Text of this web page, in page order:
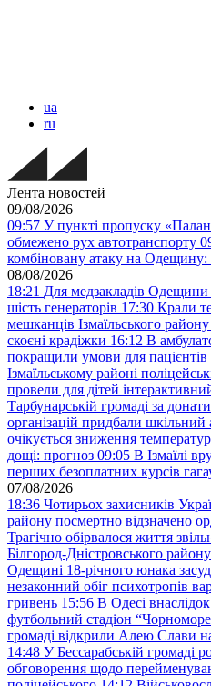
ua
ru
Лента новостей
09/08/2026
09:57 У пункті пропуску
обмежено рух автотранспорту
комбіновану атаку на
08/08/2026
18:21 Для медзакладів Одещини
шість генераторів 17:30 Крали
мешканців Ізмаїльського району
скоєні крадіжки 16:12 В
покращили умови для пацієнтів
Ізмаїльському районі
провели для дітей
Тарбунарській громаді за
організацій придбали шкільний
очікується зниження
дощі: прогноз 09:05 В Ізмаїлі
перших безоплатних курсів
07/08/2026
18:36 Чотирьох захисників
району посмертно відзначено
Трагічно обірвалося життя
Білгород-Дністровського
Одещині 18-річного юнака
незаконний обіг психотропів
гривень 15:56 В Одесі
футбольний стадіон
громаді відкрили Алею Слави
14:48 У Бессарабській громаді
обговорення щодо